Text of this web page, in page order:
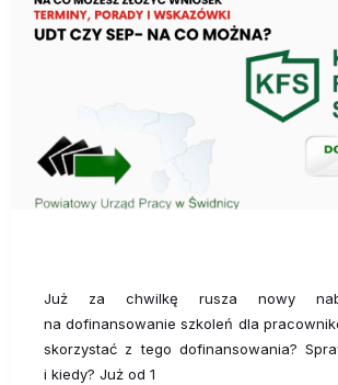
Już za chwilkę rusza nowy
na dofinansowanie szkoleń dla
skorzystać z tego dofinansowania?
i kiedy? Już od 1